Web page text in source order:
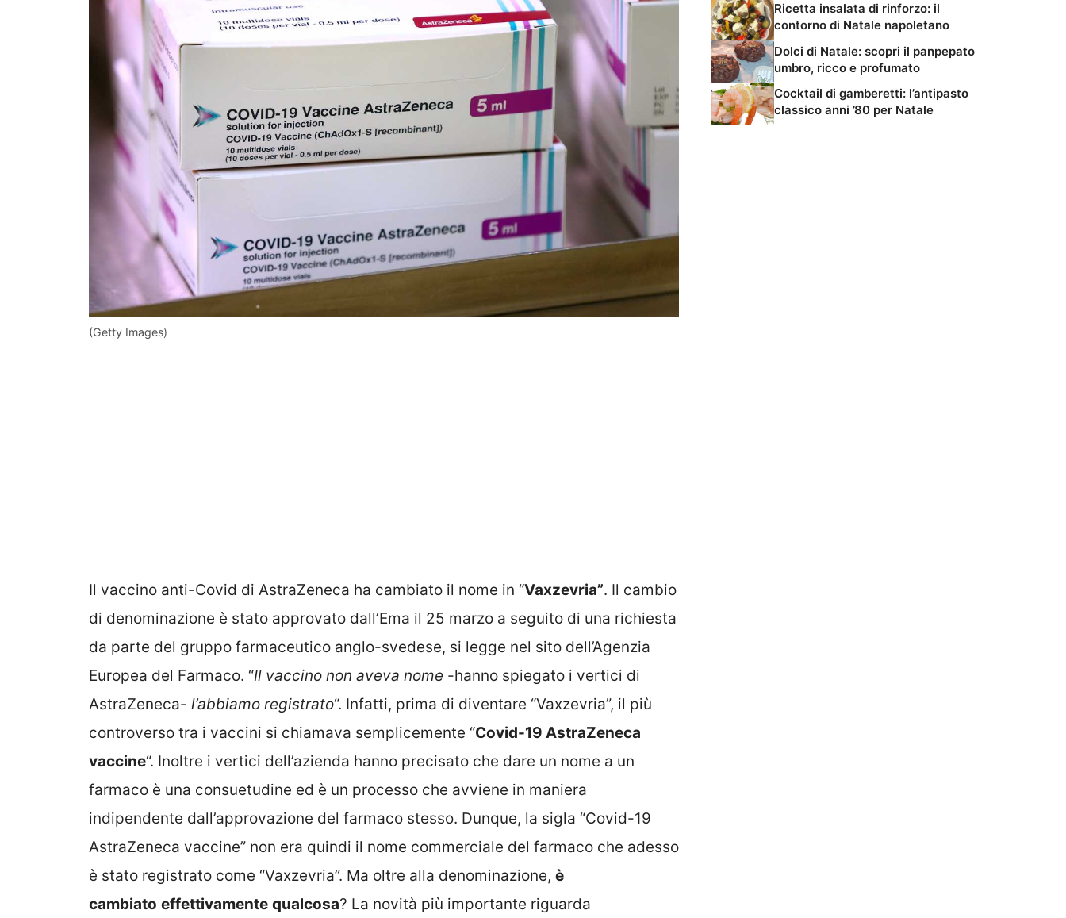
(Getty Images)
Il vaccino anti-Covid di AstraZeneca ha cambiato il nome in “Vaxzevria”. Il cambio
di denominazione è stato approvato dall’Ema il 25 marzo a seguito di una richiesta
da parte del gruppo farmaceutico anglo-svedese, si legge nel sito dell’Agenzia
Europea del Farmaco. “Il vaccino non aveva nome -hanno spiegato i vertici di
AstraZeneca- l’abbiamo registrato“. Infatti, prima di diventare “Vaxzevria”, il più
controverso tra i vaccini si chiamava semplicemente “Covid-19 AstraZeneca
vaccine“. Inoltre i vertici dell’azienda hanno precisato che dare un nome a un
farmaco è una consuetudine ed è un processo che avviene in maniera
indipendente dall’approvazione del farmaco stesso. Dunque, la sigla “Covid-19
AstraZeneca vaccine” non era quindi il nome commerciale del farmaco che adesso
è stato registrato come “Vaxzevria”. Ma oltre alla denominazione, è
cambiato effettivamente qualcosa? La novità più importante riguarda
Ricetta insalata di rinforzo: il
contorno di Natale napoletano
Dolci di Natale: scopri il panpepato
umbro, ricco e profumato
Cocktail di gamberetti: l’antipasto
classico anni ’80 per Natale